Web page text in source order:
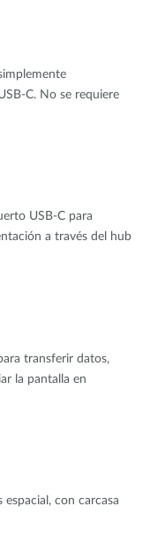
C. No se requiere
USB-C para
a través del hub
transferir datos,
la pantalla en
con carcasa